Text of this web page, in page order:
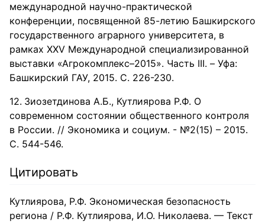
международной научно-практической
конференции, посвященной 85-летию Башкирского
государственного аграрного университета, в
рамках XXV Международной специализированной
выставки «Агрокомплекс–2015». Часть III. – Уфа:
Башкирский ГАУ, 2015. С. 226-230.
Зиозетдинова А.Б., Кутлиярова Р.Ф. О
современном состоянии общественного контроля
в России. // Экономика и социум. - №2(15) – 2015.
С. 544-546.
Цитировать
Кутлиярова, Р.Ф. Экономическая безопасность
региона / Р.Ф. Кутлиярова, И.О. Николаева. — Текст